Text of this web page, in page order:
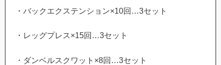
・バックエクステンション×10回…3セット
・レッグプレス×15回…3セット
・ダンベルスクワット×8回…3セット